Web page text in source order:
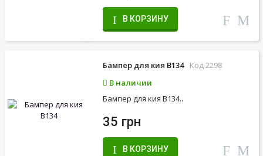
В КОРЗИНУ
Бампер для кия B134
Код 2298
В наличии
Бампер для кия B134..
35 грн
В КОРЗИНУ